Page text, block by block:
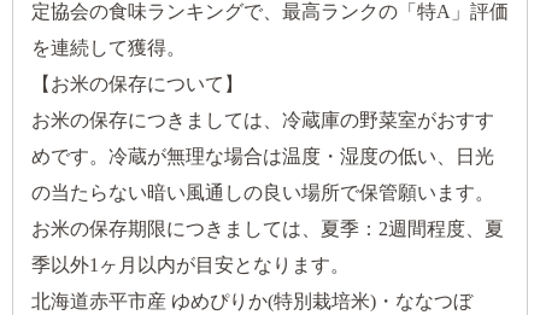
定協会の食味ランキングで、最高ランクの「特A」評価
を連続して獲得。
【お米の保存について】
お米の保存につきましては、冷蔵庫の野菜室がおすす
めです。冷蔵が無理な場合は温度・湿度の低い、日光
の当たらない暗い風通しの良い場所で保管願います。
お米の保存期限につきましては、夏季：2週間程度、夏
季以外1ヶ月以内が目安となります。
北海道赤平市産 ゆめぴりか(特別栽培米)・ななつぼ